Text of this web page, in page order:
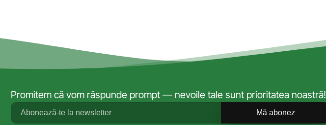
Promitem că vom răspunde prompt — nevoile tale sunt prioritatea noastră!
Mă abonez